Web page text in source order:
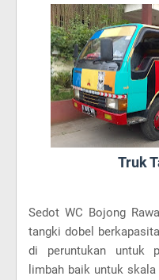
Truk
Sedot WC Bojong
tangki dobel
di peruntukan untuk
limbah baik untuk